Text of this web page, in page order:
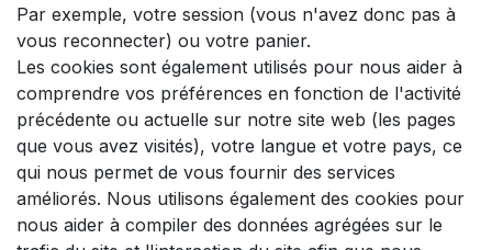
Par exemple, votre session (vous n'avez donc pas à
vous reconnecter) ou votre panier.
Les cookies sont également utilisés pour nous aider à
comprendre vos préférences en fonction de l'activité
précédente ou actuelle sur notre site web (les pages
que vous avez visités), votre langue et votre pays, ce
qui nous permet de vous fournir des services
améliorés. Nous utilisons également des cookies pour
nous aider à compiler des données agrégées sur le